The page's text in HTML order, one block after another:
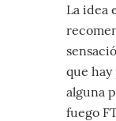
La idea
que hay
alguna
fuego